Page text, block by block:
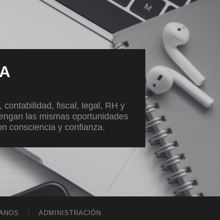
contabilidad, fiscal, legal, RH y
las mismas oportunidades
consciencia y confianza.
ADMINISTRACIÓN